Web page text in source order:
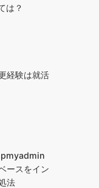
は？
経験は就活
ースをイン
法